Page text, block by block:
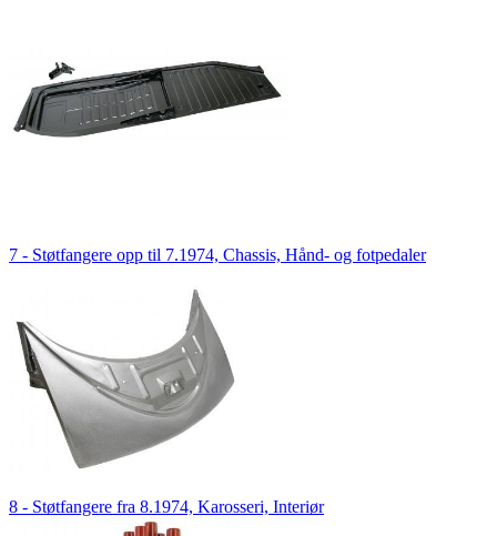
7 - Støtfangere opp til 7.1974, Chassis, Hånd- og fotpedaler
8 - Støtfangere fra 8.1974, Karosseri, Interiør